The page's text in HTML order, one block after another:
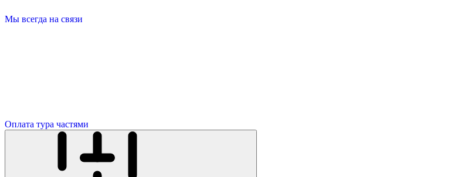
Мы всегда на связи
Оплата тура частями